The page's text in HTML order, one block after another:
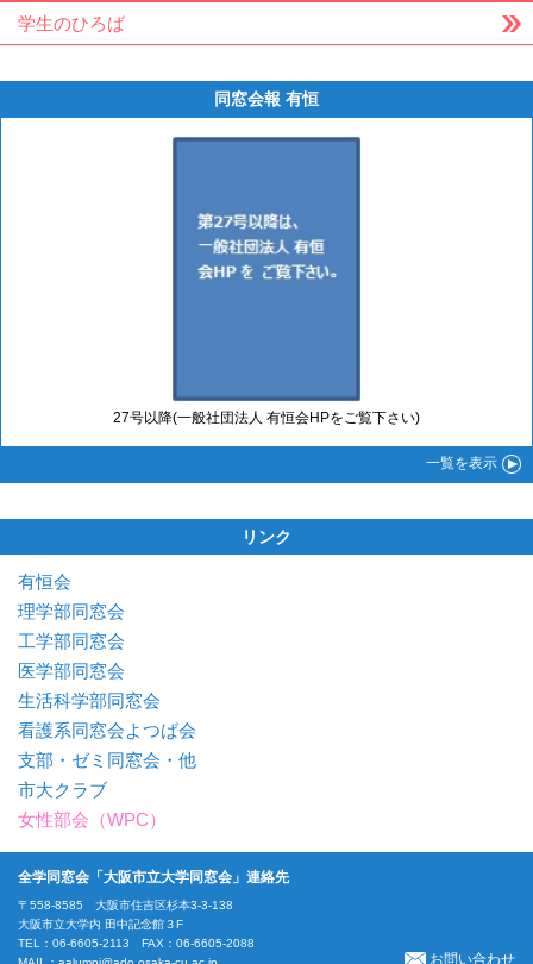
学生のひろば
同窓会報 有恒
27号以降(一般社団法人 有恒会HPをご覧下さい)
一覧を表示
リンク
有恒会
理学部同窓会
工学部同窓会
医学部同窓会
生活科学部同窓会
看護系同窓会よつば会
支部・ゼミ同窓会・他
市大クラブ
女性部会（WPC）
全学同窓会「大阪市立大学同窓会」連絡先
〒558-8585 大阪市住吉区杉本3-3-138
大阪市立大学内 田中記念館３F
TEL：06-6605-2113 FAX：06-6605-2088
お問い合わせ